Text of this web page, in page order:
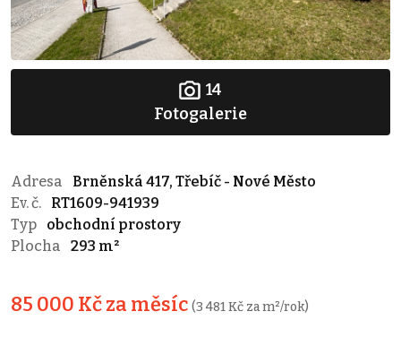
14
Fotogalerie
Adresa
Brněnská 417, Třebíč - Nové Město
Ev. č.
RT1609-941939
Typ
obchodní prostory
Plocha
293 m²
85 000 Kč za měsíc (3 481 Kč za m²/rok)